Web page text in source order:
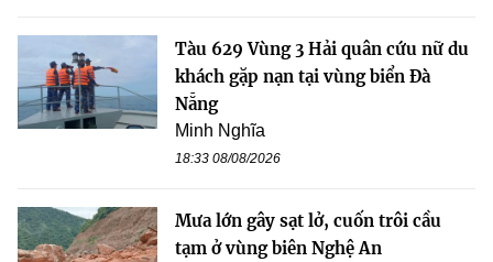
Tàu 629 Vùng 3 Hải quân cứu nữ du
khách gặp nạn tại vùng biển Đà
Nẵng
Minh Nghĩa
18:33 08/08/2026
Mưa lớn gây sạt lở, cuốn trôi cầu
tạm ở vùng biên Nghệ An